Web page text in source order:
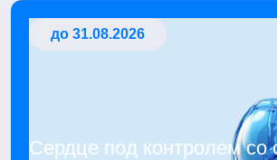
до 31.08.2026
Сердце под контролем со